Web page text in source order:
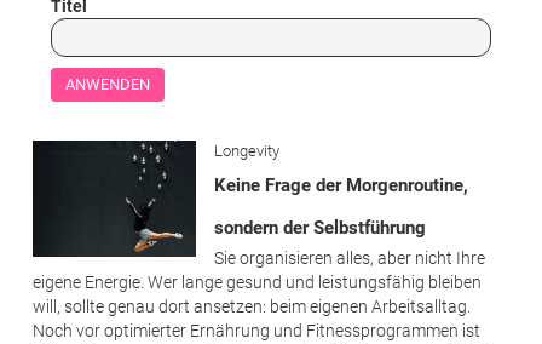
Titel
Longevity
Keine Frage der Morgenroutine,
sondern der Selbstführung
Sie organisieren alles, aber nicht Ihre
eigene Energie. Wer lange gesund und leistungsfähig bleiben
will, sollte genau dort ansetzen: beim eigenen Arbeitsalltag.
Noch vor optimierter Ernährung und Fitnessprogrammen ist